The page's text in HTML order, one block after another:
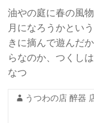
油やの庭に春の風
月になろうかとい
きに摘んで遊んだ
らなのか、つくし
なつ
うつわの店 醉器